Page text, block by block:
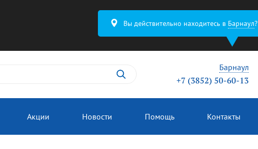
Вы действительно находитесь в Барнаул?
Барнаул
+7 (3852) 50-60-13
Акции Новости Помощь Контакты